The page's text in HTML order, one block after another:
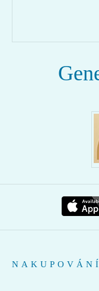
NAKUPOVÁNÍ